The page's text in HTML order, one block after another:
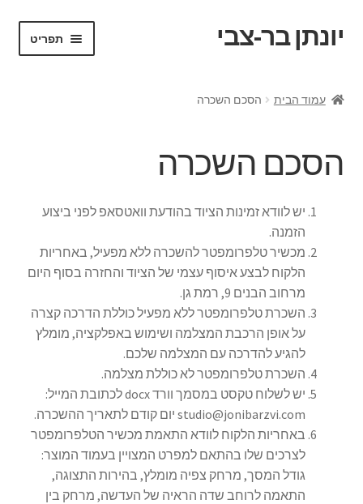
דלג
לניווט
לדלג
לתוכן
יונתן בר-צבי תפריט
Request a Quote
VR test
אודות
בלוג ומדריכים
החשבון שלי
הליכון ירוק מתקפל לצילומים להשכרה יומית
הסכם השכרה
הצהרת נגישות
עמוד הבית הסכם השכרה
הסכם השכרה
יש לוודא זמינות הציוד בהודעת וואטסאפ לפני ביצוע
הזמנה.
מכשיר טלפרומפטר להשכרה ללא מפעיל, באחריות
הלקוח לבצע איסוף עצמי של הציוד והחזרה בסוף היום
מרחוב הבנים 9, רמת גן.
השכרת טלפרומפטר ללא מפעיל כוללת הדרכה קצרה
על אופן הרכבת המצלמה ושימוש באפלקציה, מומלץ
להגיע להדרכה עם המצלמה שלכם.
השכרת טלפרומפטר לא כוללת מצלמה.
יש לשלוח טקסט במסמך וורד docx לכתובת המייל:
studio@jonibarzvi.com יום קודם לתאריך ההשכרה.
באחריות הלקוח לוודא התאמת מכשיר הטלפרומפטר
לצרכים שלו בהתאם למפרט המצויין בעמוד המוצר:
גודל המסך, מרחק צפיה מומלץ, בהירות התצוגה,
התאמה לרוחב שדה הראיה של העדשה, מרחק בין